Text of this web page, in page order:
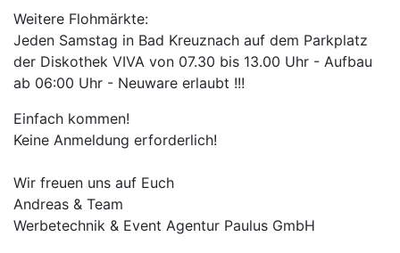
Weitere Flohmärkte:
Jeden Samstag in Bad Kreuznach auf dem Parkplatz
der Diskothek VIVA von 07.30 bis 13.00 Uhr - Aufbau
ab 06:00 Uhr - Neuware erlaubt !!!
Einfach kommen!
Keine Anmeldung erforderlich!
Wir freuen uns auf Euch
Andreas & Team
Werbetechnik & Event Agentur Paulus GmbH